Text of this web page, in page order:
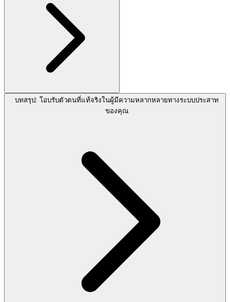
บทสรุป: โอบรับตัวตนที่แท้จริงในผู้มีความหลากหลายทางระบบประสาท
ของคุณ